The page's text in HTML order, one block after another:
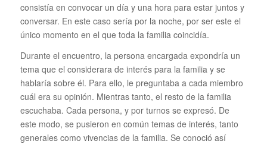
consistía en convocar un día y una hora para estar juntos y
conversar. En este caso sería por la noche, por ser este el
único momento en el que toda la familia coincidía.
Durante el encuentro, la persona encargada expondría un
tema que el considerara de interés para la familia y se
hablaría sobre él. Para ello, le preguntaba a cada miembro
cuál era su opinión. Mientras tanto, el resto de la familia
escuchaba. Cada persona, y por turnos se expresó. De
este modo, se pusieron en común temas de interés, tanto
generales como vivencias de la familia. Se conoció así